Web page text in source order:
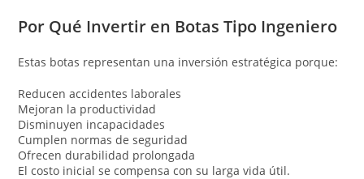
Por Qué Invertir en Botas Tipo Ingeniero
Estas botas representan una inversión estratégica porque:
Reducen accidentes laborales
Mejoran la productividad
Disminuyen incapacidades
Cumplen normas de seguridad
Ofrecen durabilidad prolongada
El costo inicial se compensa con su larga vida útil.